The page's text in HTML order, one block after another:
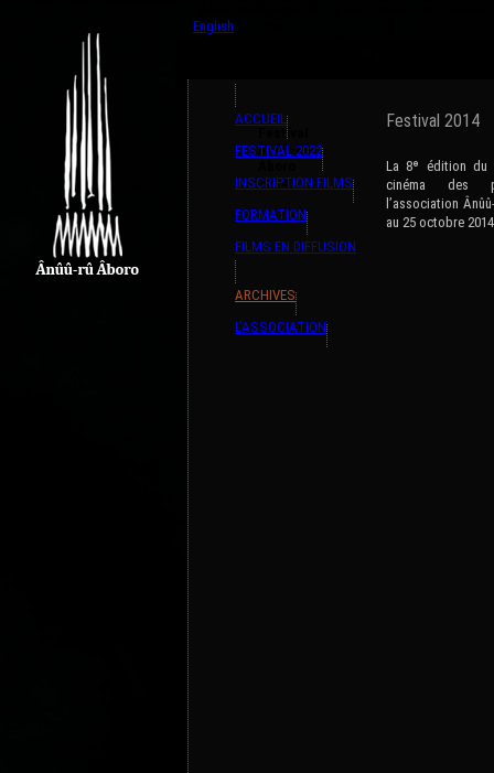
English
ACCUEIL
FESTIVAL 2022
INSCRIPTION FILMS
FORMATION
FILMS EN DIFFUSION
ARCHIVES
L’ASSOCIATION
Festival
Ânûû-Rû
2014
Festival 2014
La 8ᶱ édition du
cinéma des
l’association
au 25 octobre